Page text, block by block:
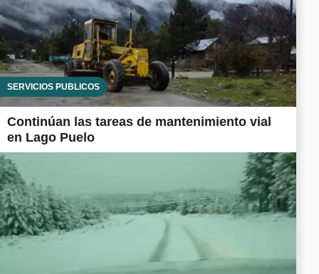
SERVICIOS PÚBLICOS
Continúan las tareas de mantenimiento vial
en Lago Puelo